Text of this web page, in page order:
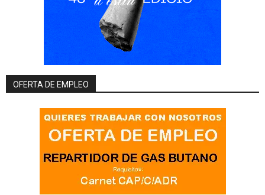
OFERTA DE EMPLEO